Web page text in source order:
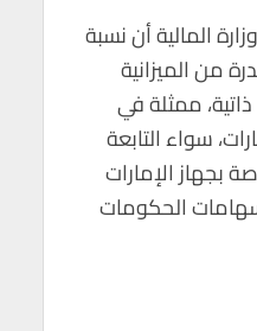
المالية أن نسبة
من الميزانية
ممثلة في
سواء التابعة
بجهاز الإمارات
الحكومات